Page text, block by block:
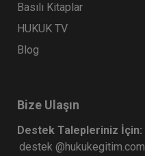
Basılı Kitaplar
HUKUK TV
Blog
Bize Ulaşın
Destek Talepleriniz İçin:
destek @hukukegitim.com